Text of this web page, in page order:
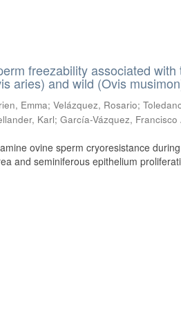
freezability associated
aries) and wild (Ovis
Emma;Velázquez, Rosario;
Karl;García-Vázquez, Francisco
ovine sperm cryoresistance
and seminiferous epithelium